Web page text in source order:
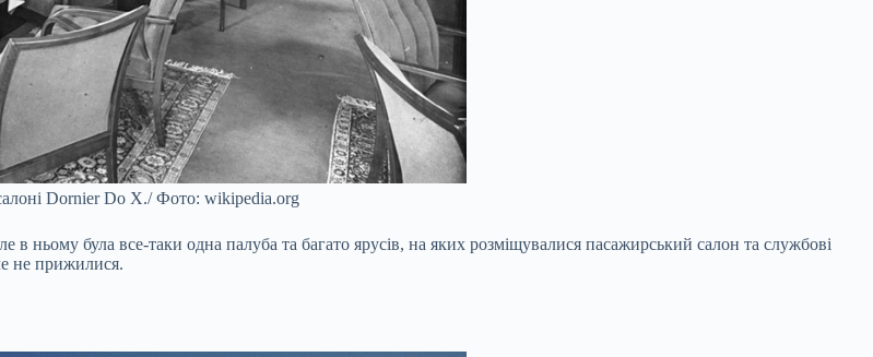
Dornier Do X./ Фото: wikipedia.org
була все-таки одна палуба та багато ярусів, на яких розміщувалися пасажирський салон та службові
не прижилися.